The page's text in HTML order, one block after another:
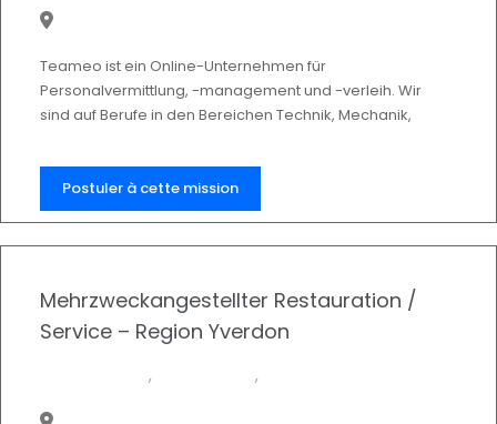
Teameo ist ein Online-Unternehmen für
Personalvermittlung, -management und -verleih. Wir
sind auf Berufe in den Bereichen Technik, Mechanik,
Gastronomie in allen Kantonen der Westschweiz
spezialisiert und bieten unseren Kunden die besten
Talente an.
Postuler à cette mission
Mehrzweckangestellter Restauration /
Service – Region Yverdon
, ,